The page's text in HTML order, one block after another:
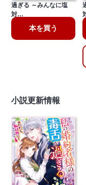
過ぎる ～みんなに塩
対…
本を買う
小説更新情報